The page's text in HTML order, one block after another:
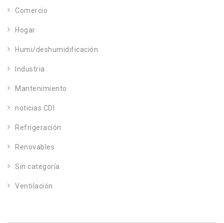
Comercio
Hogar
Humi/deshumidificación
Industria
Mantenimiento
noticias CDI
Refrigeración
Renovables
Sin categoría
Ventilación